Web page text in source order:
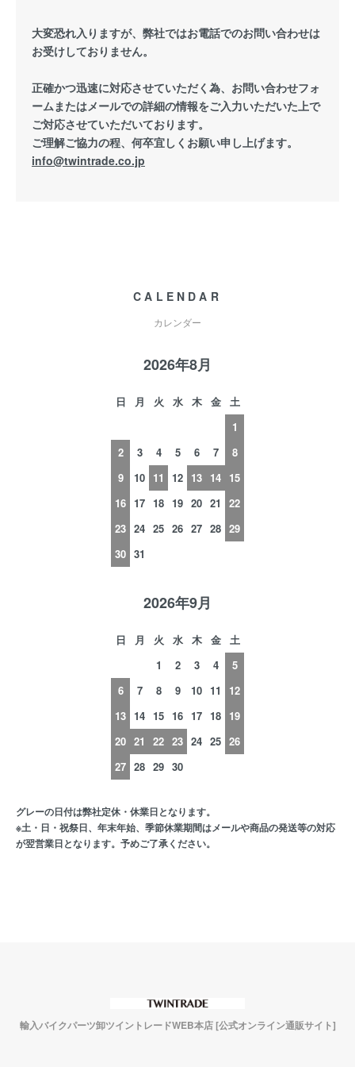
大変恐れ入りますが、弊社ではお電話でのお問い合わせは
お受けしておりません。
正確かつ迅速に対応させていただく為、お問い合わせフォ
ームまたはメールでの詳細の情報をご入力いただいた上で
ご対応させていただいております。
ご理解ご協力の程、何卒宜しくお願い申し上げます。
info@twintrade.co.jp
CALENDAR
カレンダー
2026年8月
日 月 火 水 木 金
土
1
2
3 4 5 6 7
8
9
10 11 12 13 14 15
16 17 18 19 20 21
22
23 24 25 26 27 28 29
30 31
2026年9月
日 月 火 水 木 金
土
1
2 3 4
5
6
7 8 9 10 11
12
13 14 15 16 17 18 19
20 21 22 23 24 25 26
27 28 29 30
グレーの日付は弊社定休・休業日となります。
※土・日・祝祭日、年末年始、季節休業期間はメールや商品の発送等の対応
が翌営業日となります。予めご了承ください。
輸入バイクパーツ卸ツイントレードWEB本店 [公式オンライン通販サイト]